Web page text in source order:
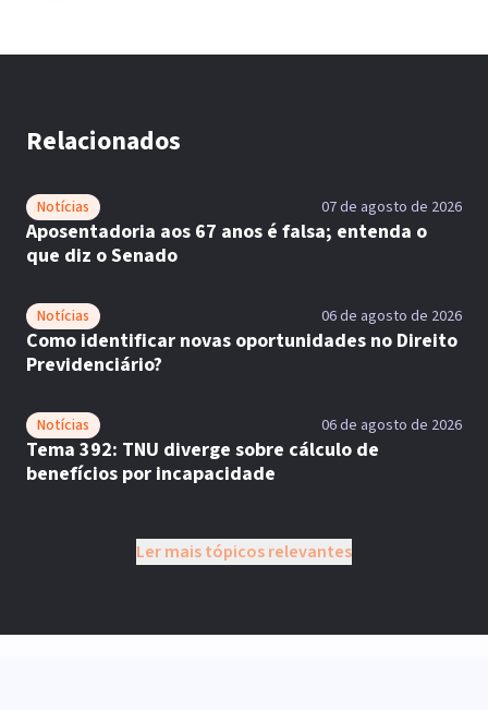
Relacionados
Notícias 07 de agosto de 2026
Aposentadoria aos 67 anos é falsa; entenda o
que diz o Senado
Notícias 06 de agosto de 2026
Como identificar novas oportunidades no Direito
Previdenciário?
Notícias 06 de agosto de 2026
Tema 392: TNU diverge sobre cálculo de
benefícios por incapacidade
Ler mais tópicos relevantes